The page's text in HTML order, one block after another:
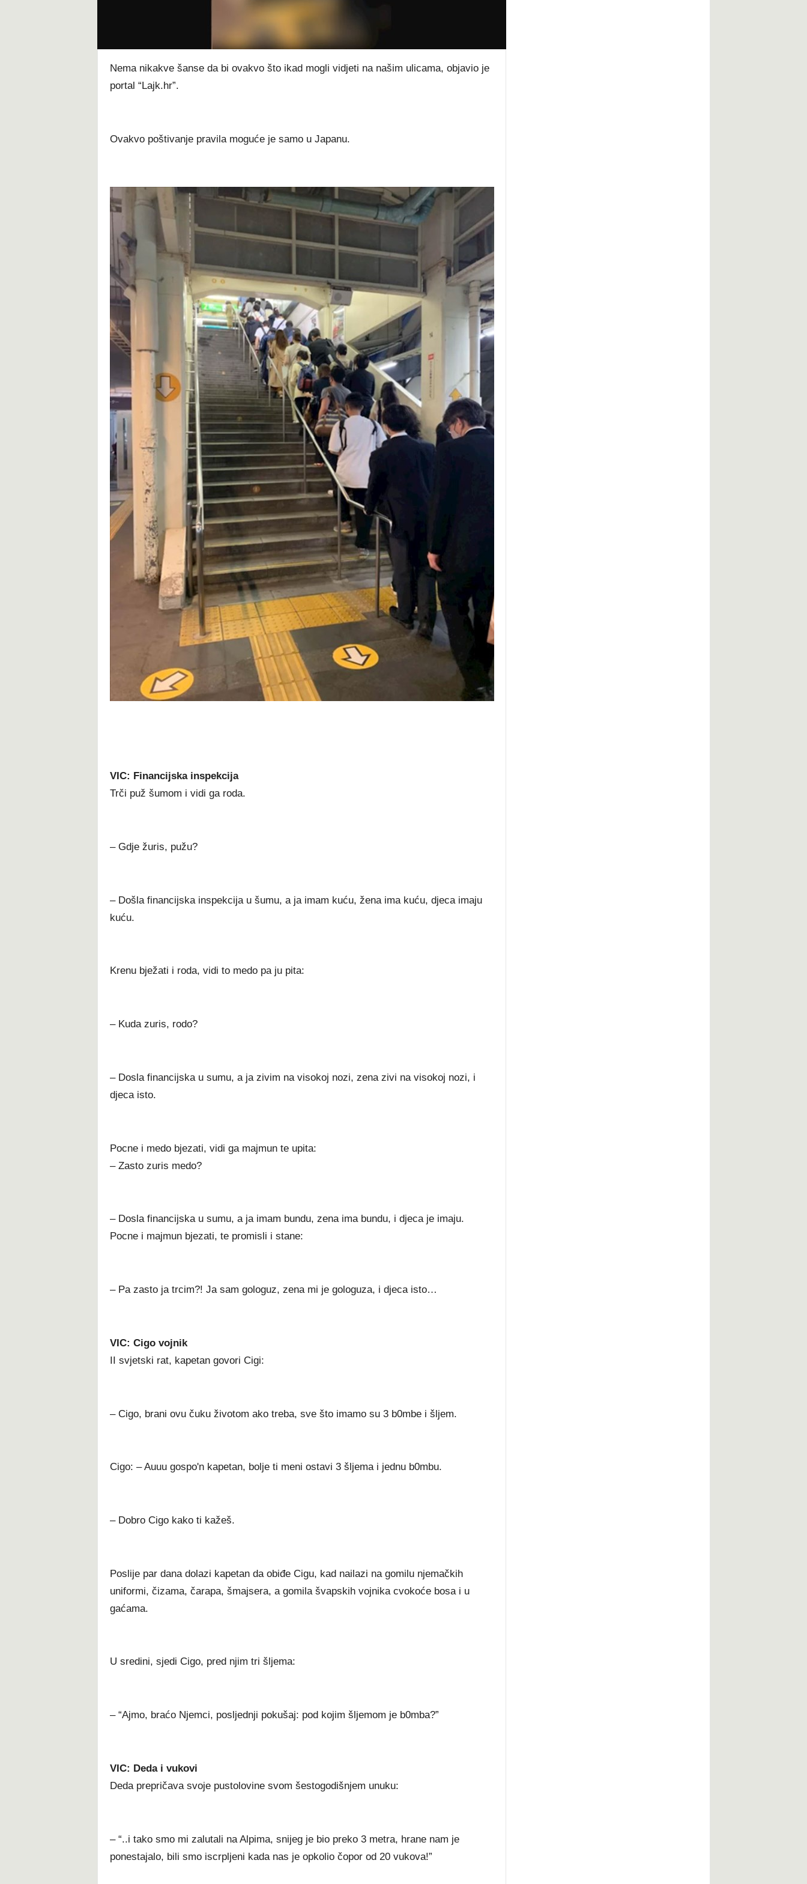
Nema nikakve šanse da bi ovakvo što ikad mogli vidjeti na našim ulicama, objavio je
portal “Lajk.hr”.
Ovakvo poštivanje pravila moguće je samo u Japanu.
VIC: Financijska inspekcija
Trči puž šumom i vidi ga roda.
– Gdje žuris, pužu?
– Došla financijska inspekcija u šumu, a ja imam kuću, žena ima kuću, djeca imaju
kuću.
Krenu bježati i roda, vidi to medo pa ju pita:
– Kuda zuris, rodo?
– Dosla financijska u sumu, a ja zivim na visokoj nozi, zena zivi na visokoj nozi, i
djeca isto.
Pocne i medo bjezati, vidi ga majmun te upita:
– Zasto zuris medo?
– Dosla financijska u sumu, a ja imam bundu, zena ima bundu, i djeca je imaju.
Pocne i majmun bjezati, te promisli i stane:
– Pa zasto ja trcim?! Ja sam gologuz, zena mi je gologuza, i djeca isto…
VIC: Cigo vojnik
II svjetski rat, kapetan govori Cigi:
– Cigo, brani ovu čuku životom ako treba, sve što imamo su 3 b0mbe i šljem.
Cigo: – Auuu gospo'n kapetan, bolje ti meni ostavi 3 šljema i jednu b0mbu.
– Dobro Cigo kako ti kažeš.
Poslije par dana dolazi kapetan da obiđe Cigu, kad nailazi na gomilu njemačkih
uniformi, čizama, čarapa, šmajsera, a gomila švapskih vojnika cvokoće bosa i u
gaćama.
U sredini, sjedi Cigo, pred njim tri šljema:
– “Ajmo, braćo Njemci, posljednji pokušaj: pod kojim šljemom je b0mba?”
VIC: Deda i vukovi
Deda prepričava svoje pustolovine svom šestogodišnjem unuku:
– “..i tako smo mi zalutali na Alpima, snijeg je bio preko 3 metra, hrane nam je
ponestajalo, bili smo iscrpljeni kada nas je opkolio čopor od 20 vukova!”